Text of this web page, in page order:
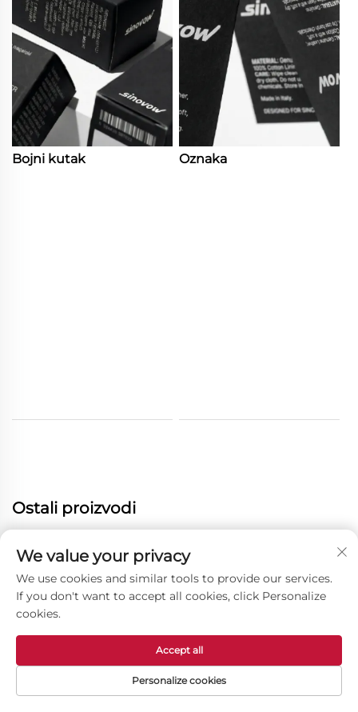
Bojni kutak Oznaka
Ostali proizvodi
We value your privacy
We use cookies and similar tools to provide our services.
If you don't want to accept all cookies, click Personalize
cookies.
Personalize cookies
Accept all